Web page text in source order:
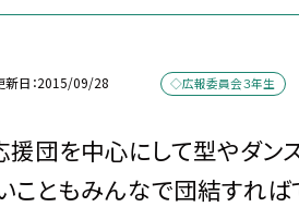
新日 2015/09/28 ◇広報委員会３年生
団を中心にして型やダン
こともみんなで団結すれ